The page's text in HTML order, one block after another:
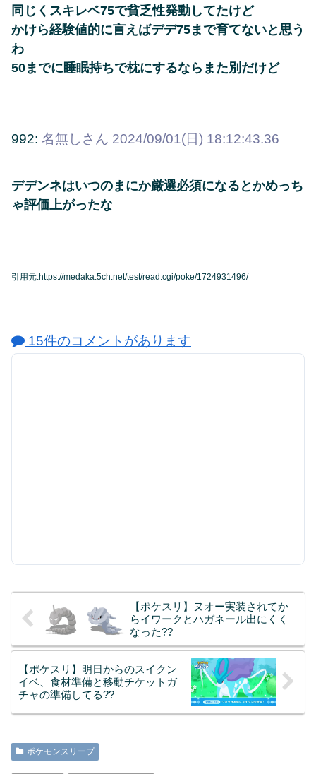
同じくスキレベ75で貧乏性発動してたけど
かけら経験値的に言えばデデ75まで育てないと思う
わ
50までに睡眠持ちで枕にするならまた別だけど
992: 名無しさん 2024/09/01(日) 18:12:43.36
デデンネはいつのまにか厳選必須になるとかめっち
ゃ評価上がったな
引用元:https://medaka.5ch.net/test/read.cgi/poke/1724931496/
15件のコメントがあります
【ポケスリ】ヌオー実装されてか
らイワークとハガネール出にくく
なった??
【ポケスリ】明日からのスイクン
イベ、食材準備と移動チケットガ
チャの準備してる??
ポケモンスリープ